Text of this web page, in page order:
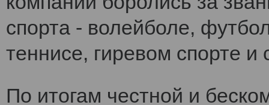
спорта - волейболе,
теннисе, гиревом спорте и
По итогам честной и